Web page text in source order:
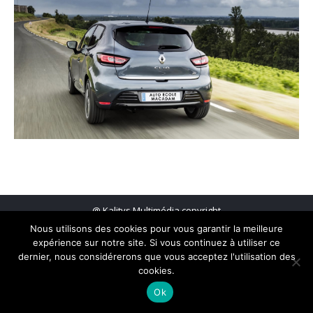
@Kalitys Multimédia copyright
Menu footer
Nous utilisons des cookies pour vous garantir la meilleure
expérience sur notre site. Si vous continuez à utiliser ce
dernier, nous considérerons que vous acceptez l'utilisation des
cookies.
Ok
RAPPEL GRATUIT